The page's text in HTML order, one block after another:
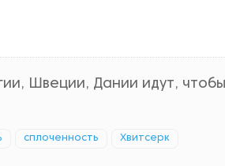
Швеции, Дании идут,
сплоченность Хвитсерк